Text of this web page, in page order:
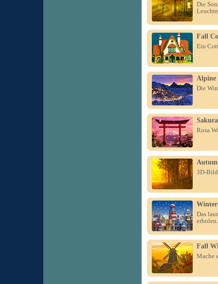
Die
Fall
Ein
Alpine
Die
Rosa
3D-
Das
erholen.
Fall
Mache